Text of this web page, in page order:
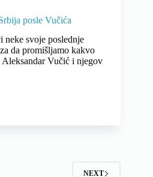
posle Vučića
svoje poslednje
da promišljamo kakvo
Vučić i njegov
NEXT